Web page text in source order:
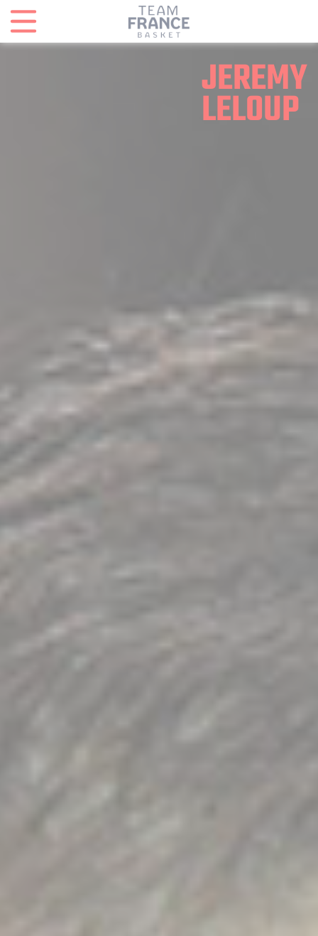
JEREMY
LELOUP
Panneau de gestion des cookies